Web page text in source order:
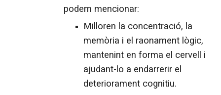
podem mencionar:
Milloren la concentració, la
memòria i el raonament lògic,
mantenint en forma el cervell i
ajudant-lo a endarrerir el
deteriorament cognitiu.